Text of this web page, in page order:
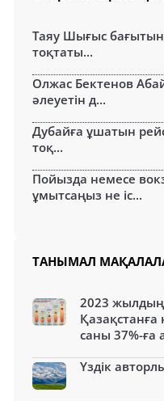
Таяу Шығыс
тоқтаты...
Олжас Бектенов
әлеуетін д...
Дубайға ұшатын
тоқ...
Пойызда немесе
ұмытсаңыз не іс...
ТАНЫМАЛ
2023
Қазақстанға
саны 37%-ға
Үздік